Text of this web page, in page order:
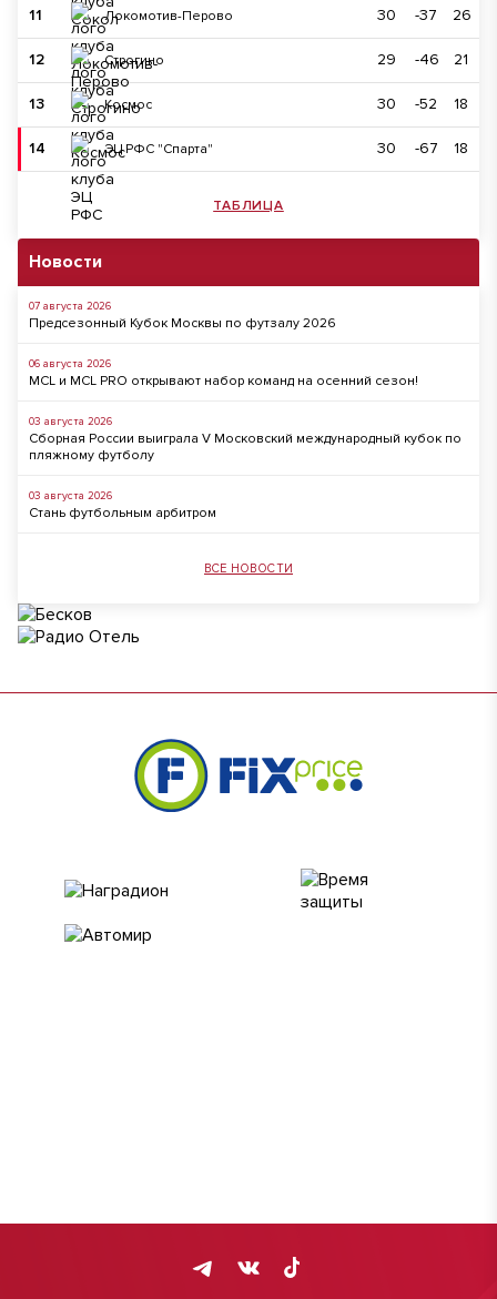
11 Локомотив-Перово 30 -37 26
12 Строгино 29 -46 21
13 Космос 30 -52 18
14 ЭЦ РФС "Спарта" 30 -67 18
ТАБЛИЦА
Новости
07 августа 2026
Предсезонный Кубок Москвы по футзалу 2026
06 августа 2026
MCL и MCL PRO открывают набор команд на осенний сезон!
03 августа 2026
Сборная России выиграла V Московский международный кубок по
пляжному футболу
03 августа 2026
Стань футбольным арбитром
ВСЕ НОВОСТИ